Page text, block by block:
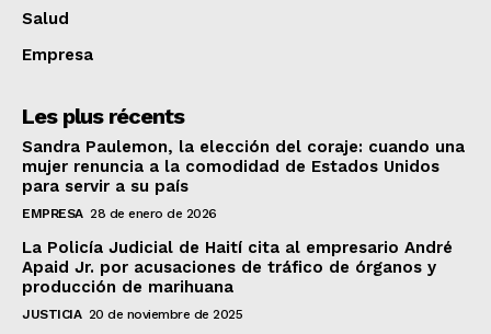
Salud
Empresa
Les plus récents
Sandra Paulemon, la elección del coraje: cuando una
mujer renuncia a la comodidad de Estados Unidos
para servir a su país
EMPRESA 28 de enero de 2026
La Policía Judicial de Haití cita al empresario André
Apaid Jr. por acusaciones de tráfico de órganos y
producción de marihuana
JUSTICIA 20 de noviembre de 2025